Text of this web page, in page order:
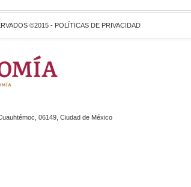
©2015 - POLÍTICAS DE PRIVACIDAD
06149, Ciudad de México